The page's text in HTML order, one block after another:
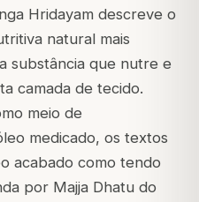
Hridayam descreve o
natural mais
substância que nutre e
camada de tecido.
meio de
medicado, os textos
acabado como tendo
por Majja Dhatu do